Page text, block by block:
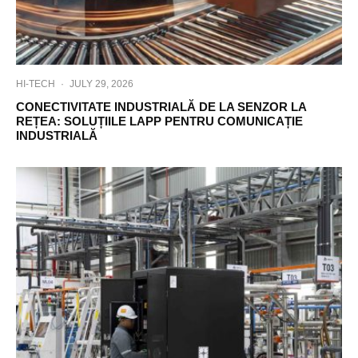
HI-TECH · JULY 29, 2026
CONECTIVITATE INDUSTRIALĂ DE LA SENZOR LA
REȚEA: SOLUȚIILE LAPP PENTRU COMUNICAȚIE
INDUSTRIALĂ